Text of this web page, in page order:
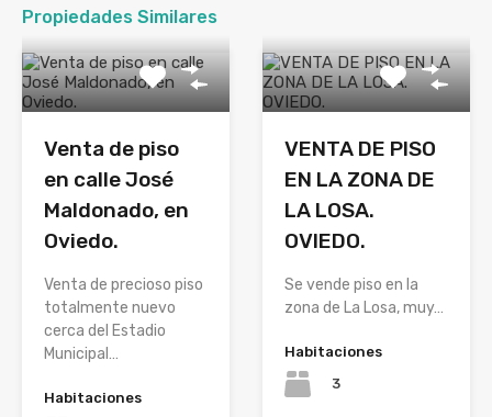
Propiedades Similares
Venta de piso
en calle José
Maldonado, en
Oviedo.
Venta de precioso piso
totalmente nuevo
cerca del Estadio
Municipal…
Habitaciones
VENTA DE PISO
EN LA ZONA DE
LA LOSA.
OVIEDO.
Se vende piso en la
zona de La Losa, muy…
Habitaciones
3